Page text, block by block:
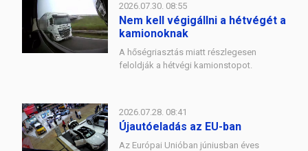
2026.07.30. 08:55
Nem kell végigállni a hétvégét a
kamionoknak
A hőségriasztás miatt részlegesen
feloldják a hétvégi kamionstopot.
2026.07.28. 08:41
Újautóeladás az EU-ban
Az Európai Unióban júniusban éves